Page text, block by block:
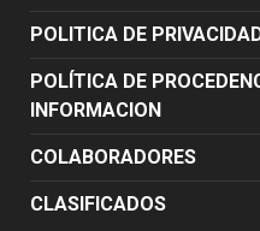
POLITICA DE
POLÍTICA DE
INFORMACION
COLABORADORES
CLASIFICADOS